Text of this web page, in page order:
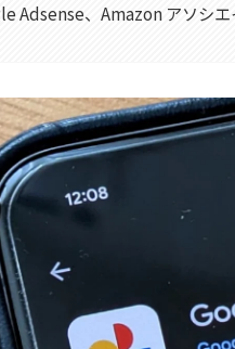
Adsense、Amazon アソシ